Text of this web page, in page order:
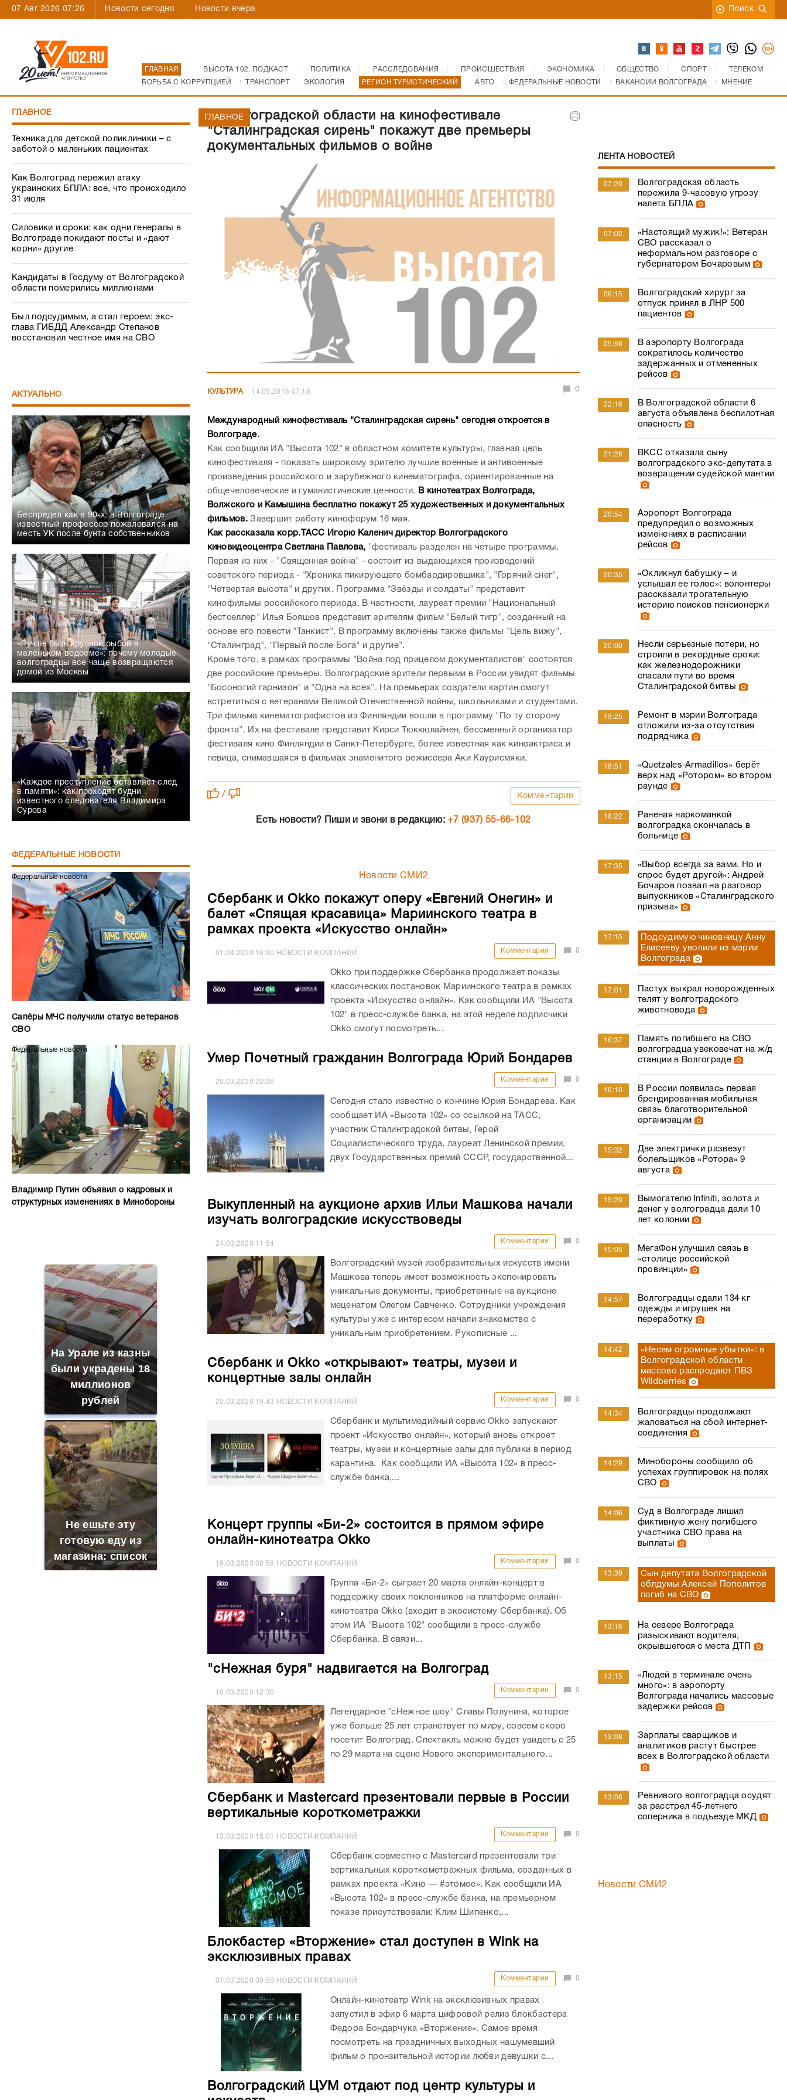
07 Авг 2026 07:26 Новости сегодня Новости вчера Поиск
ГЛАВНАЯ ВЫСОТА 102. ПОДКАСТ ПОЛИТИКА РАССЛЕДОВАНИЯ ПРОИСШЕСТВИЯ ЭКОНОМИКА ОБЩЕСТВО СПОРТ
ТЕЛЕКОМ
БОРЬБА С КОРРУПЦИЕЙ
ТРАНСПОРТ ЭКОЛОГИЯ РЕГИОН ТУРИСТИЧЕСКИЙ АВТО ФЕДЕРАЛЬНЫЕ НОВОСТИ ВАКАНСИИ ВОЛГОГРАДА МНЕНИЕ
ГЛАВНОЕ
Техника для детской поликлиники – с
заботой о маленьких пациентах
Как Волгоград пережил атаку
украинских БПЛА: все, что происходило
31 июля
Силовики и сроки: как одни генералы в
Волгограде покидают посты и «дают
корни» другие
Кандидаты в Госдуму от Волгоградской
области померились миллионами
Был подсудимым, а стал героем: экс-
глава ГИБДД Александр Степанов
восстановил честное имя на СВО
АКТУАЛЬНО
Беспредел как в 90-х: в Волгограде
известный профессор пожаловался на
месть УК после бунта собственников
«Лучше быть крупной рыбой в
маленьком водоеме»: почему молодые
волгоградцы все чаще возвращаются
домой из Москвы
«Каждое преступление оставляет след
в памяти»: как проходят будни
известного следователя Владимира
Сурова
ФЕДЕРАЛЬНЫЕ НОВОСТИ
Федеральные новости
Сапёры МЧС получили статус ветеранов
СВО
Федеральные новости
Владимир Путин объявил о кадровых и
структурных изменениях в Минобороны
На Урале из казны
были украдены 18
миллионов
рублей
Не ешьте эту
готовую еду из
магазина: список
В Волгоградской области на кинофестивале
"Сталинградская сирень" покажут две премьеры
документальных фильмов о войне
ГЛАВНОЕ
КУЛЬТУРА 14.05.2015 07:18 0
Международный кинофестиваль "Сталинградская сирень" сегодня откроется в
Волгограде.
Как сообщили ИА "Высота 102" в областном комитете культуры, главная цель
кинофестиваля - показать широкому зрителю лучшие военные и антивоенные
произведения российского и зарубежного кинематографа, ориентированные на
общечеловеческие и гуманистические ценности.
В кинотеатрах Волгограда,
Волжского и Камышина бесплатно покажут 25 художественных и документальных
фильмов.Завершит работу кинофорум 16 мая.
Как рассказала корр.ТАСС Игорю Каленич директор Волгоградского
киновидеоцентра Светлана Павлова, "фестиваль разделен на четыре программы.
Первая из них - "Священная война" - состоит из выдающихся произведений
советского периода - "Хроника пикирующего бомбардировщика", "Горячий снег",
"Четвертая высота" и других. Программа "Звёзды и солдаты" представит
кинофильмы российского периода. В частности, лауреат премии "Национальный
бестселлер" Илья Бояшов представит зрителям фильм "Белый тигр", созданный на
основе его повести "Танкист". В программу включены также фильмы "Цель вижу",
"Сталинград", "Первый после Бога" и другие".
Кроме того, в рамках программы "Война под прицелом документалистов" состоятся
две российские премьеры. Волгоградские зрители первыми в России увидят фильмы
"Босоногий гарнизон" и "Одна на всех". На премьерах создатели картин смогут
встретиться с ветеранами Великой Отечественной войны, школьниками и студентами.
Три фильма кинематографистов из Финляндии вошли в программу "По ту сторону
фронта". Их на фестивале представит Кирси Тюккюлайнен, бессменный организатор
фестиваля кино Финляндии в Санкт-Петербурге, более известная как киноактриса и
певица, снимавшаяся в фильмах знаменитого режиссера Аки Каурисмяки.
/ Комментарии
Есть новости? Пиши и звони в редакцию:+7 (937) 55-66-102
Новости СМИ2
Сбербанк и Okko покажут оперу «Евгений Онегин» и
балет «Спящая красавица» Мариинского театра в
рамках проекта «Искусство онлайн»
01.04.2020 18:30 НОВОСТИ КОМПАНИЙ Комментарии 0
Okko при поддержке Сбербанка продолжает показы
классических постановок Мариинского театра в рамках
проекта «Искусство онлайн». Как сообщили ИА "Высота
102" в пресс-службе банка, на этой неделе подписчики
Okko смогут посмотреть...
Умер Почетный гражданин Волгограда Юрий Бондарев
29.03.202020:36 Комментарии 0
Сегодня стало известно о кончине Юрия Бондарева. Как
сообщает ИА «Высота 102» со ссылкой на ТАСС,
участник Сталинградской битвы, Герой
Социалистического труда, лауреат Ленинской премии,
двух Государственных премий СССР, государственной...
Выкупленный на аукционе архив Ильи Машкова начали
изучать волгоградские искусствоведы
24.03.2020 11:54 Комментарии 0
Волгоградский музей изобразительных искусств имени
Машкова теперь имеет возможность экспонировать
уникальные документы, приобретенные на аукционе
меценатом Олегом Савченко. Сотрудники учреждения
культуры уже с интересом начали знакомство с
уникальным приобретением. Рукописные ...
Сбербанк и Оkko «открывают» театры, музеи и
концертные залы онлайн
20.03.2020 19:43 НОВОСТИ КОМПАНИЙ Комментарии 0
Сбербанк и мультимедийный сервис Оkko запускают
проект «Искусство онлайн», который вновь откроет
театры, музеи и концертные залы для публики в период
карантина. Как сообщили ИА «Высота 102» в пресс-
службе банка,...
Концерт группы «Би-2» состоится в прямом эфире
онлайн-кинотеатра Okko
19.03.202009:58 НОВОСТИ КОМПАНИЙ Комментарии 0
Группа «Би-2» сыграет 20 марта онлайн-концерт в
поддержку своих поклонников на платформе онлайн-
кинотеатра Okko (входит в экосистему Сбербанка). Об
этом ИА "Высота 102" сообщили в пресс-службе
Сбербанка. В связи...
"сНежная буря" надвигается на Волгоград
16.03.2020 12:30 Комментарии 0
Легендарное "сНежное шоу" Славы Полунина, которое
уже больше 25 лет странствует по миру, совсем скоро
посетит Волгоград. Спектакль можно будет увидеть с 25
по 29 марта на сцене Нового экспериментального...
Сбербанк и Mastercard презентовали первые в России
вертикальные короткометражки
13.03.2020 15:01 НОВОСТИ КОМПАНИЙ Комментарии 0
Сбербанк совместно с Mastercard презентовали три
вертикальных короткометражных фильма, созданных в
рамках проекта «Кино — #этомое». Как сообщили ИА
«Высота 102» в пресс-службе банка, на премьерном
показе присутствовали: Клим Шипенко,...
Блокбастер «Вторжение» стал доступен в Wink на
эксклюзивных правах
07.03.202009:50 НОВОСТИ КОМПАНИЙ Комментарии 0
Онлайн-кинотеатр Wink на эксклюзивных правах
запустил в эфир 6 марта цифровой релиз блокбастера
Федора Бондарчука «Вторжение». Самое время
посмотреть на праздничных выходных нашумевший
фильм о пронзительной истории любви девушки с...
Волгоградский ЦУМ отдают под центр культуры и
ЛЕНТА НОВОСТЕЙ
07:20
Волгоградская область
пережила 9-часовую угрозу
налета БПЛА
07:02
«Настоящий мужик!»: Ветеран
СВО рассказал о
неформальном разговоре с
губернатором Бочаровым
06:15
Волгоградский хирург за
отпуск принял в ЛНР 500
пациентов
05:59
В аэропорту Волгограда
сократилось количество
задержанных и отмененных
рейсов
22:16
В Волгоградской области 6
августа объявлена беспилотная
опасность
21:28
ВКСС отказала сыну
волгоградского экс-депутата в
возвращении судейской мантии
20:54
Аэропорт Волгограда
предупредил о возможных
изменениях в расписании
рейсов
20:35
«Окликнул бабушку – и
услышал ее голос»: волонтеры
рассказали трогательную
историю поисков пенсионерки
20:00
Несли серьезные потери, но
строили в рекордные сроки:
как железнодорожники
спасали пути во время
Сталинградской битвы
19:25
Ремонт в мэрии Волгограда
отложили из-за отсутствия
подрядчика
18:51
«Quetzales‑Armadillos» берёт
верх над «Ротором» во втором
раунде
18:22
Раненая наркоманкой
волгоградка скончалась в
больнице
17:35
«Выбор всегда за вами. Но и
спрос будет другой»: Андрей
Бочаров позвал на разговор
выпускников «Сталинградского
призыва»
17:15
Подсудимую чиновницу Анну
Елисееву уволили из мэрии
Волгограда
17:01
Пастух выкрал новорожденных
телят у волгоградского
животновода
16:37
Память погибшего на СВО
волгоградца увековечат на ж/д
станции в Волгограде
16:10
В России появилась первая
брендированная мобильная
связь благотворительной
организации
15:32
Две электрички развезут
болельщиков «Ротора» 9
августа
15:20
Вымогателю Infiniti, золота и
денег у волгоградца дали 10
лет колонии
15:05
МегаФон улучшил связь в
«столице российской
провинции»
14:57
Волгоградцы сдали 134 кг
одежды и игрушек на
переработку
14:42
«Несем огромные убытки»: в
Волгоградской области
массово распродают ПВЗ
Wildberries
14:34
Волгоградцы продолжают
жаловаться на сбой интернет-
соединения
14:29
Минобороны сообщило об
успехах группировок на полях
СВО
14:06
Суд в Волгограде лишил
фиктивную жену погибшего
участника СВО права на
выплаты
13:39
Сын депутата Волгоградской
облдумы Алексей Пополитов
погиб на СВО
13:16
На севере Волгограда
разыскивают водителя,
скрывшегося с места ДТП
13:15
«Людей в терминале очень
много»: в аэропорту
Волгограда начались массовые
задержки рейсов
13:08
Зарплаты сварщиков и
аналитиков растут быстрее
всех в Волгоградской области
13:08
Ревнивого волгоградца осудят
за расстрел 45-летнего
соперника в подъезде МКД
Новости СМИ2